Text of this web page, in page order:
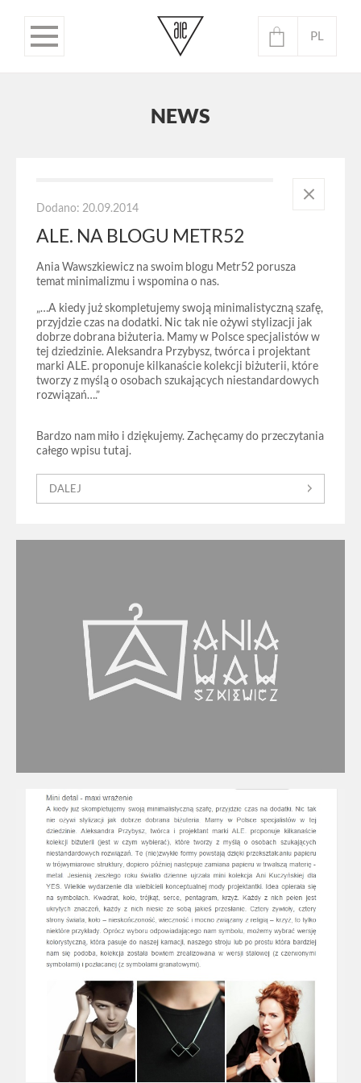
PL
NEWS
Dodano: 20.09.2014
ALE. NA BLOGU METR52
Ania Wawszkiewicz na swoim blogu Metr52 porusza
temat minimalizmu i wspomina o nas.
„…A kiedy już skompletujemy swoją minimalistyczną szafę,
przyjdzie czas na dodatki. Nic tak nie ożywi stylizacji jak
dobrze dobrana biżuteria. Mamy w Polsce specjalistów w
tej dziedzinie. Aleksandra Przybysz, twórca i projektant
marki ALE. proponuje kilkanaście kolekcji biżuterii, które
tworzy z myślą o osobach szukających niestandardowych
rozwiązań….”
Bardzo nam miło i dziękujemy. Zachęcamy do przeczytania
całego wpisu tutaj.
DALEJ